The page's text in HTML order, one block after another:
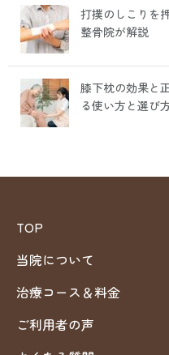
打撲のしこりを
整骨院が解説
膝下枕の効果と
る使い方と選び
TOP
当院について
治療コース＆料金
ご利用者の声